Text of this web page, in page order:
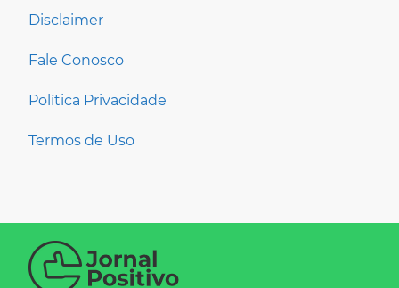
Disclaimer
Fale Conosco
Política Privacidade
Termos de Uso